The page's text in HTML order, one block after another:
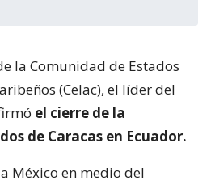
la Comunidad de Estados
(Celac), el líder del
el cierre de la
de Caracas en Ecuador.
México en medio del